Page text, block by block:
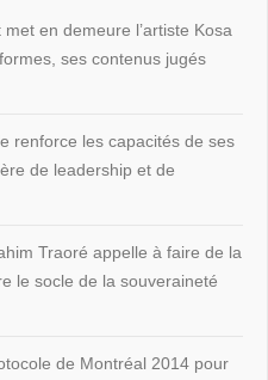
en demeure l’artiste Kosa
ses contenus jugés
renforce les capacités de ses
de leadership et de
Traoré appelle à faire de la
le socle de la souveraineté
de Montréal 2014 pour